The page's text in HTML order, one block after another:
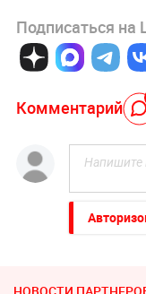
Подписаться на
Комментарий